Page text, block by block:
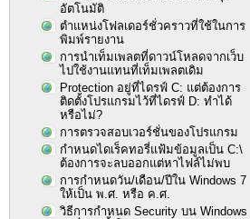
อัตโนมัติ
ตำแหน่งโฟลเดอร์ชั่วคราวที่ใช้ในการ
พิมพ์รายงาน
การนำเท็มเพลตที่ดาวน์โหลดจากเว็บ
ไปใช้งานแทนที่เท็มเพลตเดิม
Protection อยู่ที่ไดรฟ์ C: แต่ต้องการ
ติดตั้งโปรแกรมไว้ที่ไดรฟ์ D: ทำได้
หรือไม่?
การตรวจสอบเวอร์ชั่นของโปรแกรม
กำหนดไดเร็คทอรี่แฟ้มข้อมูลเป็น C:\
ต้องการจะลบออกแต่หาไฟล์ไม่พบ
การกำหนดวัน/เดือน/ปีใน Windows 7
ให้เป็น พ.ศ. หรือ ค.ศ.
วิธีการกำหนด Security บน Windows